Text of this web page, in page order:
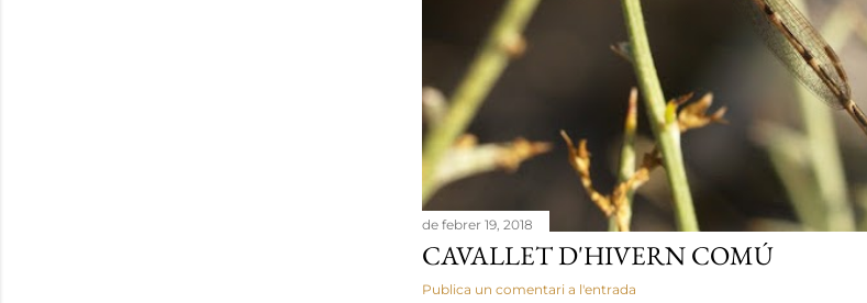
de febrer 19, 2018
CAVALLET D'HIVERN COMÚ
Publica un comentari a l'entrada